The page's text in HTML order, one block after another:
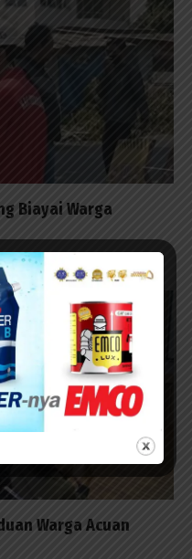
Biayai Warga
Warga Acuan